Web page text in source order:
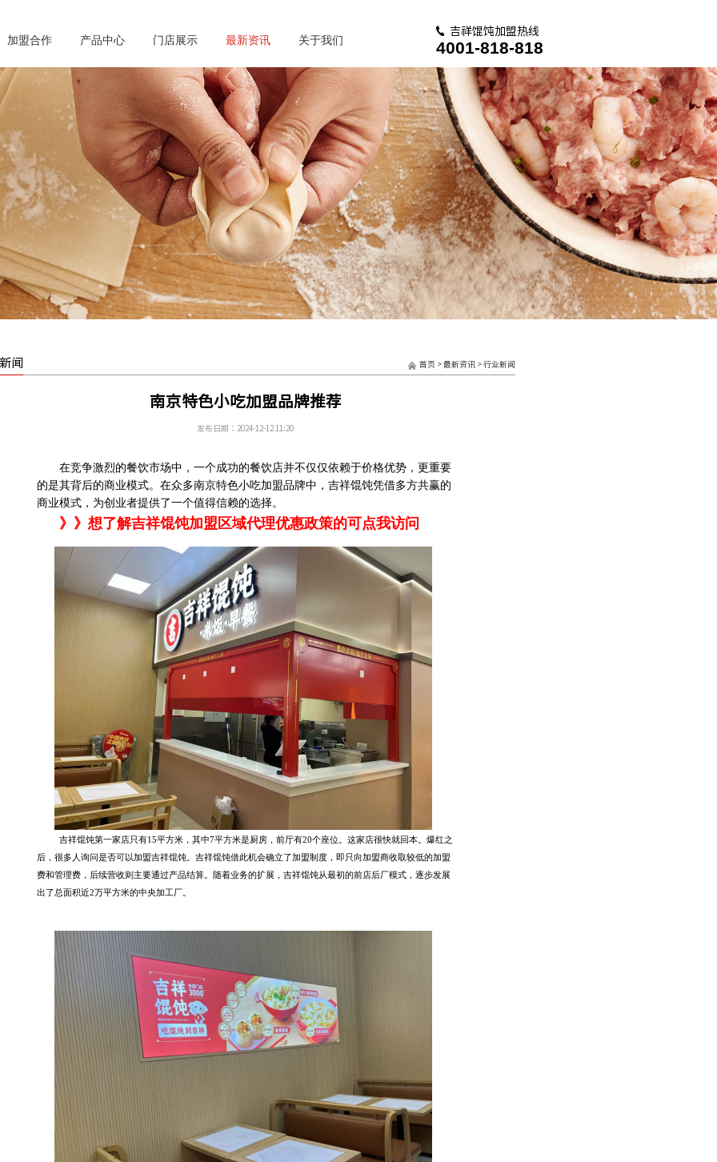
加盟合作 产品中心 门店展示 最新资讯 关于我们
吉祥馄饨加盟热线
4001-818-818
闻 首页 >最新资讯 >行业新闻
南京特色小吃加盟品牌推荐
发布日期：2024-12-12 11:20
在竞争激烈的餐饮市场中，一个成功的餐饮店并不仅仅依赖于价格优势，更重要
的是其背后的商业模式。在众多南京特色小吃加盟品牌中，吉祥馄饨凭借多方共赢的
商业模式，为创业者提供了一个值得信赖的选择。
》》想了解吉祥馄饨加盟区域代理优惠政策的可点我访问
吉祥馄饨第一家店只有15平方米，其中7平方米是厨房，前厅有20个座位。这家店很快就回本。爆红之
后，很多人询问是否可以加盟吉祥馄饨。吉祥馄饨借此机会确立了加盟制度，即只向加盟商收取较低的加盟
费和管理费，后续营收则主要通过产品结算。随着业务的扩展，吉祥馄饨从最初的前店后厂模式，逐步发展
出了总面积近2万平方米的中央加工厂。